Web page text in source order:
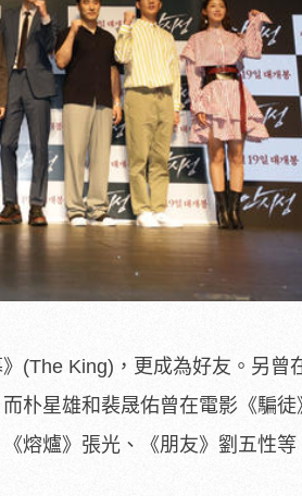
(The King)，更成為好友。另曾
朴星雄和裴晟佑曾在電影《騙徒
熔爐》張光、《朋友》劉五性等